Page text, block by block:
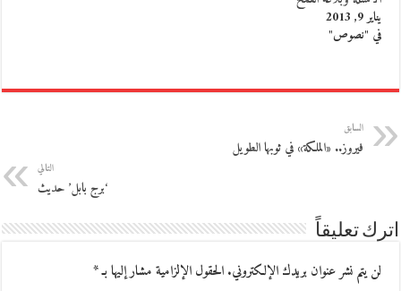
يناير 9, 2013
في "نصوص"
السابق
فيروز.. «الملكة» في ثوبها الطويل
التالي
‘برج بابل’ حديث
اترك تعليقاً
لن يتم نشر عنوان بريدك الإلكتروني.الحقول الإلزامية مشار إليها بـ*